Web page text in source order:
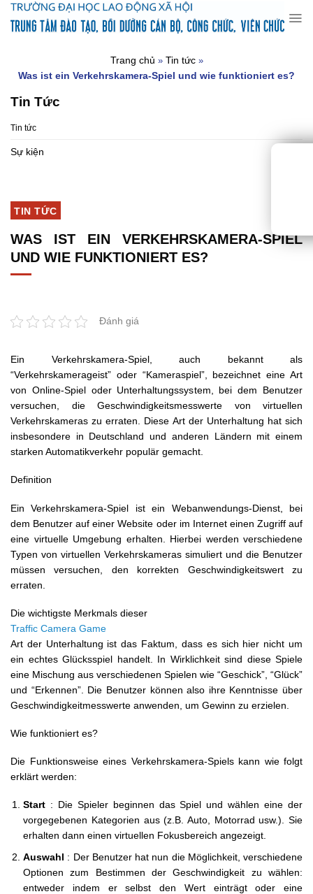
Chuyển
đến
Trang chủ » Tin tức»
Was ist ein Verkehrskamera-Spiel und wie funktioniert es?
Tin Tức
Tin tức
Sự kiện
TIN TỨC
WAS IST EIN VERKEHRSKAMERA-SPIEL
UND WIE FUNKTIONIERT ES?
Đánh giá
Ein Verkehrskamera-Spiel, auch bekannt als
“Verkehrskamerageist” oder “Kameraspiel”, bezeichnet eine Art
von Online-Spiel oder Unterhaltungssystem, bei dem Benutzer
versuchen, die Geschwindigkeitsmesswerte von virtuellen
Verkehrskameras zu erraten. Diese Art der Unterhaltung hat sich
insbesondere in Deutschland und anderen Ländern mit einem
starken Automatikverkehr populär gemacht.
Definition
Ein Verkehrskamera-Spiel ist ein Webanwendungs-Dienst, bei
dem Benutzer auf einer Website oder im Internet einen Zugriff auf
eine virtuelle Umgebung erhalten. Hierbei werden verschiedene
Typen von virtuellen Verkehrskameras simuliert und die Benutzer
müssen versuchen, den korrekten Geschwindigkeitswert zu
erraten.
Die wichtigste Merkmals dieser
Traffic Camera Game
Art der Unterhaltung ist das Faktum, dass es sich hier nicht um
ein echtes Glücksspiel handelt. In Wirklichkeit sind diese Spiele
eine Mischung aus verschiedenen Spielen wie “Geschick”, “Glück”
und “Erkennen”. Die Benutzer können also ihre Kenntnisse über
Geschwindigkeitmesswerte anwenden, um Gewinn zu erzielen.
Wie funktioniert es?
Die Funktionsweise eines Verkehrskamera-Spiels kann wie folgt
erklärt werden:
Start : Die Spieler beginnen das Spiel und wählen eine der
vorgegebenen Kategorien aus (z.B. Auto, Motorrad usw.). Sie
erhalten dann einen virtuellen Fokusbereich angezeigt.
Auswahl : Der Benutzer hat nun die Möglichkeit, verschiedene
Optionen zum Bestimmen der Geschwindigkeit zu wählen:
entweder indem er selbst den Wert einträgt oder eine